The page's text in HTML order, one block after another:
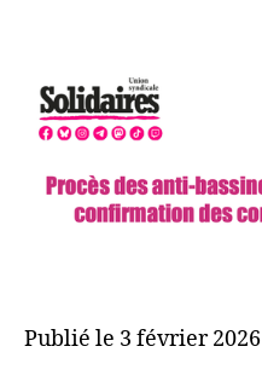
Publié le 3 février 2026